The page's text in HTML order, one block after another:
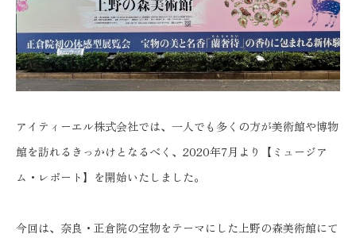
アイティーエル株式会社では、一人でも多くの方が美術館や博物
館を訪れるきっかけとなるべく、2020年7月より【ミュージア
ム・レポート】を開始いたしました。
今回は、奈良・正倉院の宝物をテーマにした上野の森美術館にて